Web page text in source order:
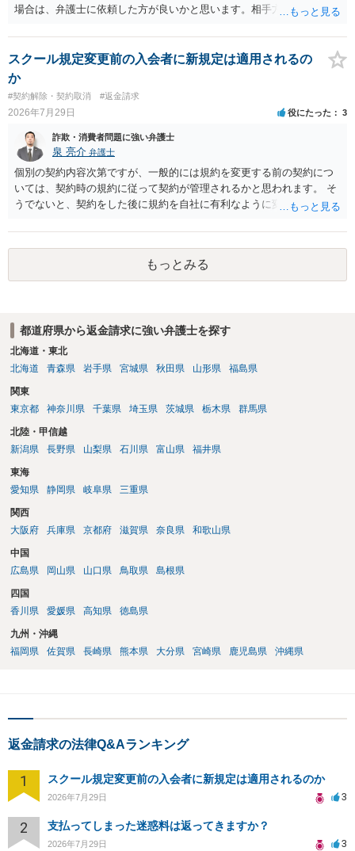
場合は、弁護士に依頼した方が良いかと思います。相手方の居場所が
さい。
スクール規定変更前の入会者に新規定は適用されるの
か
#契約解除・契約取消 #返金請求
2026年7月29日 役にたった 3
詐欺・消費者問題に強い弁護士
泉 亮介 弁護士
個別の契約内容次第ですが、一般的には規約を変更する前の契約につ
いては、契約時の規約に従って契約が管理されるかと思われます。 そ
うでないと、契約をした後に規約を自社に有利なように変更し、それ
る場合があるかと思われます。
もっとみる
都道府県から返金請求に強い弁護士を探す
北海道・東北
北海道
青森県 岩手県 宮城県 秋田県 山形県 福島県
関東
東京都
神奈川県 千葉県 埼玉県 茨城県 栃木県 群馬県
北陸・甲信越
新潟県
長野県 山梨県 石川県 富山県 福井県
東海
愛知県
静岡県 岐阜県 三重県
関西
大阪府
兵庫県 京都府 滋賀県 奈良県 和歌山県
中国
広島県
岡山県 山口県 鳥取県 島根県
四国
香川県
愛媛県 高知県 徳島県
九州・沖縄
福岡県
佐賀県 長崎県 熊本県 大分県 宮崎県 鹿児島県 沖縄県
返金請求の法律Q&Aランキング
1 スクール規定変更前の入会者に新規定は適用されるのか
2026年7月29日 3
2 支払ってしまった迷惑料は返ってきますか？
2026年7月29日 3